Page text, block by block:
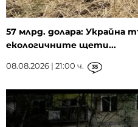
57 млрд. долара: Украйна
екологичните щети...
08.08.2026 | 21:00 ч. 35